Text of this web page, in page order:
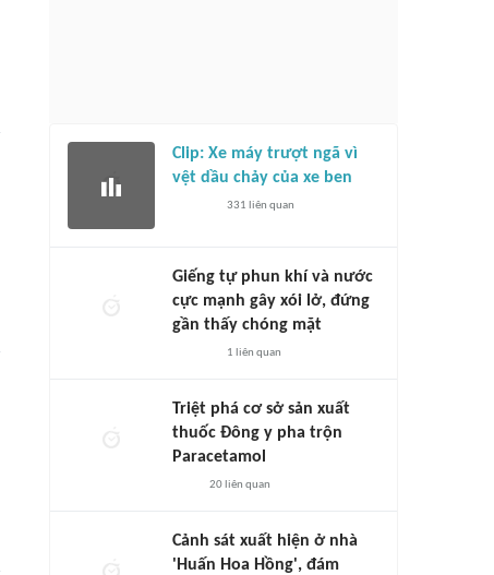
Clip: Xe máy trượt ngã vì
vệt dầu chảy của xe ben
331 liên quan
Giếng tự phun khí và nước
cực mạnh gây xói lở, đứng
gần thấy chóng mặt
1 liên quan
Triệt phá cơ sở sản xuất
thuốc Đông y pha trộn
Paracetamol
20liên quan
Cảnh sát xuất hiện ở nhà
'Huấn Hoa Hồng', đám